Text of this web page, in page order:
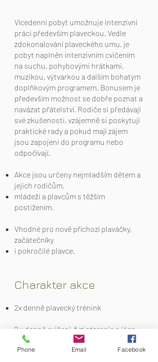
Vícedenní pobyt umožnuje intenzivní
práci především plaveckou. Vedle
zdokonalování plaveckého umu, je
pobyt naplněn intenzivním cvičením
na suchu, pohybovými hrátkami,
muzikou, výtvarkou a dalším bohatým
doplňkovým programem. Bonusem je
především možnost se dobře poznat a
navázat přátelství. Rodiče si předávají
své zkušenosti, vzájemně si poskytují
praktické rady a pokud mají zájem
jsou zapojeni do programu nebo
odpočívají.
Akce jsou určeny nejmladším dětem a
jejich rodičům,
mládeži a plavcům s těžším
postižením.
Vhodné pro nově příchozí plaváčky,
začátečníky
i pokročilé plavce.
Charakter akce
2x denně plavecký trénink
2 x denně cvičení, fyzioterapie a jóga
2x do týdne výlety po okolí
Phone Email Facebook